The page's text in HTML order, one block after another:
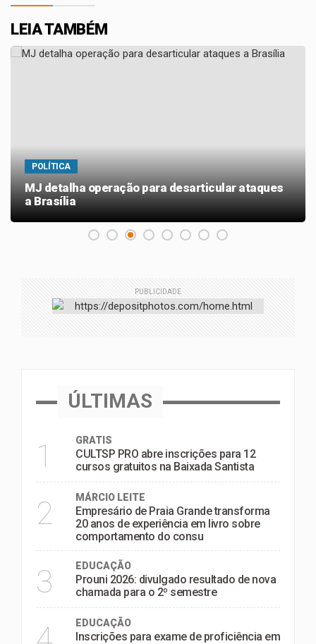
LEIA TAMBÉM
POLÍTICA
MJ detalha operação para desarticular ataques
a Brasília
PUBLICIDADE
ÚLTIMAS
1 GRATIS
CULTSP PRO abre inscrições para 12
cursos gratuitos na Baixada Santista
2 MÁRCIO LEITE
Empresário de Praia Grande transforma
20 anos de experiência em livro sobre
comportamento do consu
3 EDUCAÇÃO
Prouni 2026: divulgado resultado de nova
chamada para o 2º semestre
EDUCAÇÃO
Inscrições para exame de proficiência em